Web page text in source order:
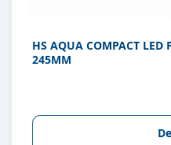
HS AQUA COMPACT
245MM